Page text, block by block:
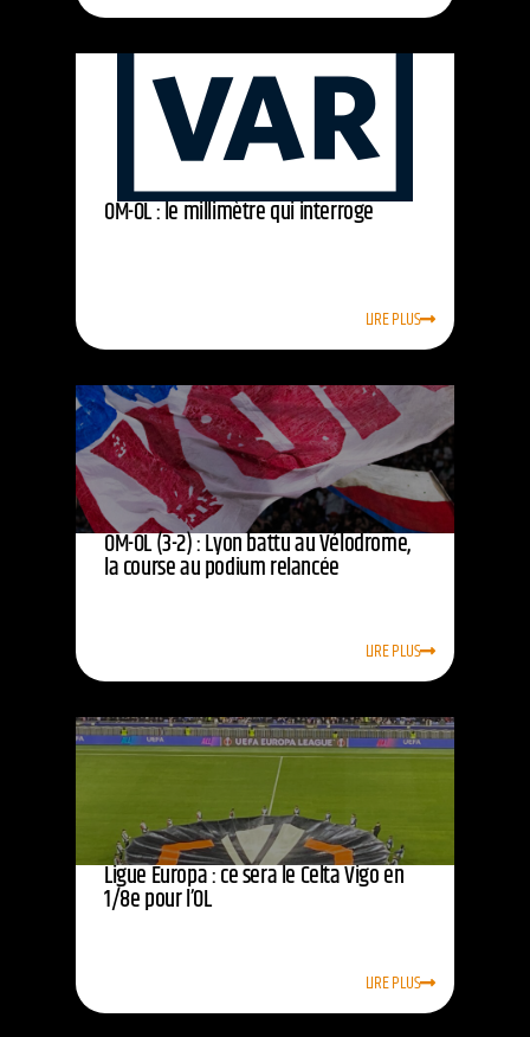
OM-OL : le millimètre qui interroge
LIRE PLUS
OM-OL (3-2) : Lyon battu au Vélodrome,
la course au podium relancée
LIRE PLUS
Ligue Europa : ce sera le Celta Vigo en
1/8e pour l’OL
LIRE PLUS